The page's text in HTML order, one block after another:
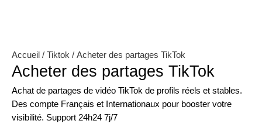
Accueil / Tiktok / Acheter des partages TikTok
Acheter des partages TikTok
Achat de partages de vidéo TikTok de profils réels et stables.
Des compte Français et Internationaux pour booster votre
visibilité. Support 24h24 7j/7